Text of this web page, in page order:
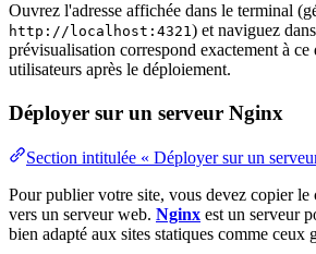
Ouvrez l'adresse affichée dans le terminal
http://localhost:4321) et naviguez
prévisualisation correspond exactement à
utilisateurs après le déploiement.
Déployer sur un serveur Nginx
Section intitulée « Déployer sur un
Pour publier votre site, vous devez copier le
vers un serveur web. Nginx est un serveur
bien adapté aux sites statiques comme ceux